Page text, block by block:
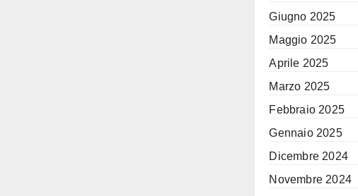
Giugno 2025
Maggio 2025
Aprile 2025
Marzo 2025
Febbraio 2025
Gennaio 2025
Dicembre 2024
Novembre 2024